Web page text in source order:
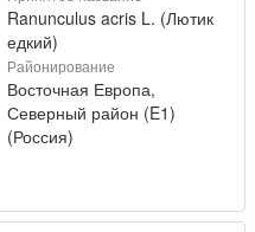
Ranunculus acris L. (Лютик
едкий)
Районирование
Восточная Европа,
Северный район (E1)
(Россия)